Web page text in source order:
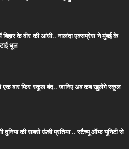
बिहार के वीर की आंधी.. नालंदा एक्सप्रेस ने मुंबई के
धूल
एक बार फिर स्कूल बंद.. जानिए अब कब खुलेंगे स्कूल
दुनिया की सबसे ऊंची प्रतिमा’.. स्टैच्यू ऑफ यूनिटी से